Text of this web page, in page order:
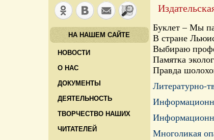
НА НАШЕМ САЙТЕ
НОВОСТИ
О НАС
ДОКУМЕНТЫ
ДЕЯТЕЛЬНОСТЬ
ТВОРЧЕСТВО НАШИХ
ЧИТАТЕЛЕЙ
Буклет – Мы
В стране
Выбираю
Памятка
Правда
Литературно-
Многоликая